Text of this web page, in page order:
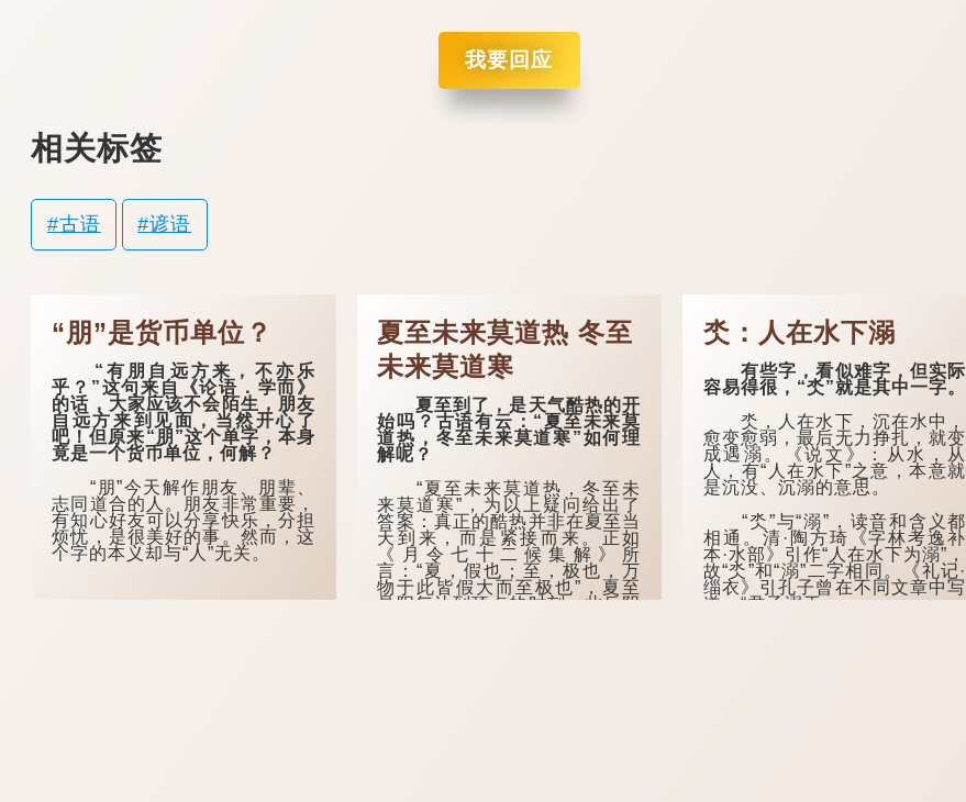
我要回应
相关标签
古语 谚语
“朋”是货币单位？
“有朋自远方来，不亦乐
乎？”这句来自《论语．学而》
的话，大家应该不会陌生，朋友
自远方来到见面，当然开心了
吧！但原来“朋”这个单字，本身
竟是一个货币单位，何解？
“朋”今天解作朋友、朋辈、
志同道合的人。朋友非常重要，
有知心好友可以分享快乐，分担
烦忧，是很美好的事。然而，这
个字的本义却与“人”无关。
夏至未来莫道热 冬至
未来莫道寒
夏至到了，是天气酷热的开
始吗？古语有云：“夏至未来莫
道热，冬至未来莫道寒”如何理
解呢？
“夏至未来莫道热，冬至未
来莫道寒”，为以上疑问给出了
答案：真正的酷热并非在夏至当
天到来，而是紧接而来。正如
《月令七十二候集解》所
言：“夏，假也；至，极也，万
物于此皆假大而至极也”，夏至
是阳气达到顶点的时刻，此后阴
氼：人在水下溺
有些字，看似难字，但实际
容易得很，“氼”就是其中一字。
氼，人在水下，沉在水中，
愈变愈弱，最后无力挣扎，就变
成遇溺。《说文》：从水，从
人，有“人在水下”之意，本意就
是沉没、沉溺的意思。
“氼”与“溺”，读音和含义都
相通。清·陶方琦《字林考逸补
本·水部》引作“人在水下为溺”，
故“氼”和“溺”二字相同。《礼记·
缁衣》引孔子曾在不同文章中写
道，“君子溺于...